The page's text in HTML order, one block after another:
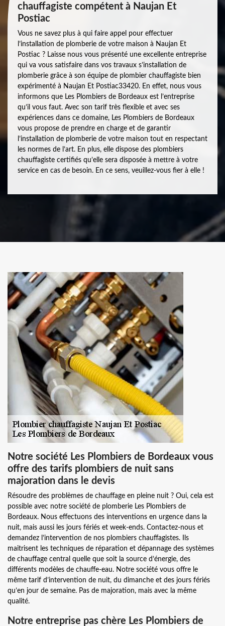
chauffagiste compétent à Naujan Et
Postiac
Vous ne savez plus à qui faire appel pour effectuer
l’installation de plomberie de votre maison à Naujan Et
Postiac ? Laisse nous vous présenté une excellente entreprise
qui va vous satisfaire dans vos travaux s’installation de
plomberie grâce à son équipe de plombier chauffagiste bien
expérimenté à Naujan Et Postiac33420. En effet, nous vous
informons que Les Plombiers de Bordeaux est l’entreprise
qu’il vous faut. Avec son tarif très flexible et avec ses
expériences dans ce domaine, Les Plombiers de Bordeaux
vous propose de prendre en charge et de garantir
l’installation de plomberie de votre maison tout en respectant
les normes de l’art. En plus, elle dispose des plombiers
chauffagiste certifiés qu’elle sera disposée à mettre à votre
service en cas de besoin. En ce sens, veuillez-vous fier à elle !
Notre société Les Plombiers de Bordeaux vous
offre des tarifs plombiers de nuit sans
majoration dans le devis
Résoudre des problèmes de chauffage en pleine nuit ? Oui, cela est
possible avec notre société de plomberie Les Plombiers de
Bordeaux. Nous effectuons des interventions en urgence dans la
nuit, mais aussi les jours fériés et week-ends. Contactez-nous et
demandez l’intervention de nos plombiers chauffagistes. Ils
maitrisent les techniques de réparation et dépannage des systèmes
de chauffage central quelle que soit la source d’énergie, des
différents modèles de chauffe-eau. Notre société vous offre le
même tarif d’intervention de nuit, du dimanche et des jours fériés
qu’en jour de semaine. Pas de majoration, mais avec la même
qualité.
Notre entreprise pas chère Les Plombiers de